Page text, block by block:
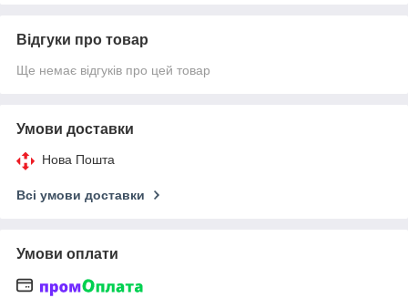
Відгуки про товар
Ще немає відгуків про цей товар
Умови доставки
Нова Пошта
Всі умови доставки
Умови оплати